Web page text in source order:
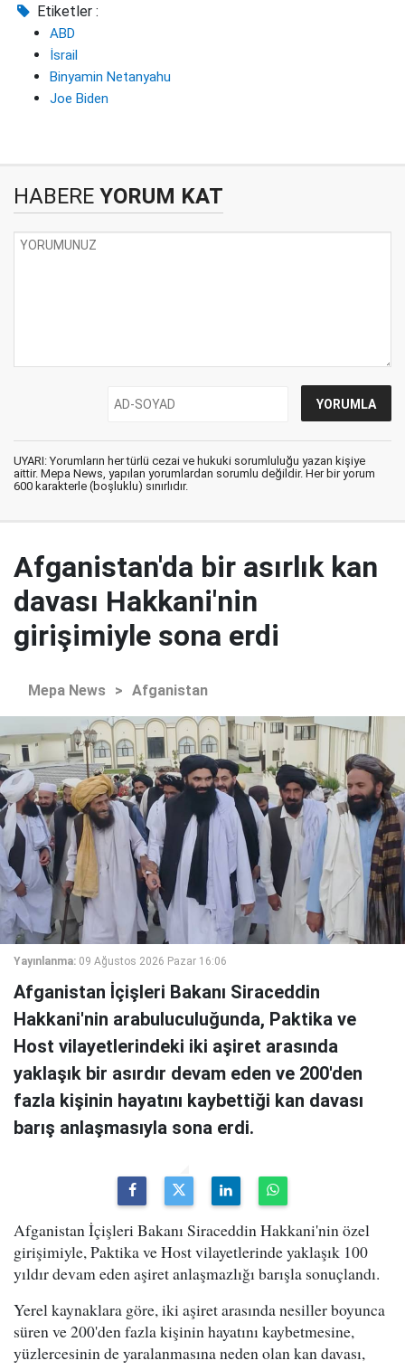
Etiketler :
ABD
İsrail
Binyamin Netanyahu
Joe Biden
HABERE YORUM KAT
UYARI: Yorumların her türlü cezai ve hukuki sorumluluğu yazan kişiye
aittir. Mepa News, yapılan yorumlardan sorumlu değildir. Her bir yorum
600 karakterle (boşluklu) sınırlıdır.
Afganistan'da bir asırlık kan
davası Hakkani'nin
girişimiyle sona erdi
Mepa News > Afganistan
Yayınlanma: 09 Ağustos 2026 Pazar 16:06
Afganistan İçişleri Bakanı Siraceddin
Hakkani'nin arabuluculuğunda, Paktika ve
Host vilayetlerindeki iki aşiret arasında
yaklaşık bir asırdır devam eden ve 200'den
fazla kişinin hayatını kaybettiği kan davası
barış anlaşmasıyla sona erdi.
Afganistan İçişleri Bakanı Siraceddin Hakkani'nin özel
girişimiyle, Paktika ve Host vilayetlerinde yaklaşık 100
yıldır devam eden aşiret anlaşmazlığı barışla sonuçlandı.
Yerel kaynaklara göre, iki aşiret arasında nesiller boyunca
süren ve 200'den fazla kişinin hayatını kaybetmesine,
yüzlercesinin de yaralanmasına neden olan kan davası,